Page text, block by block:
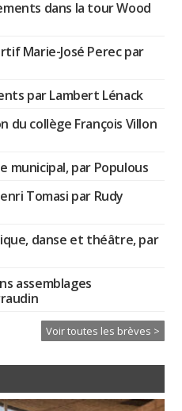
dans la tour Wood
Marie-José Perec par
par Lambert Lénack
du collège François Villon
municipal, par Populous
Tomasi par Rudy
danse et théâtre, par
assemblages
Voir toutes les brèves >